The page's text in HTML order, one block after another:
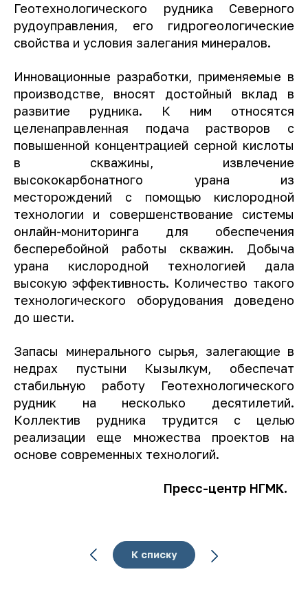
Геотехнологического рудника Северного
рудоуправления, его гидрогеологические
свойства и условия залегания минералов.
Инновационные разработки, применяемые в
производстве, вносят достойный вклад в
развитие рудника. К ним относятся
целенаправленная подача растворов с
повышенной концентрацией серной кислоты
в скважины, извлечение
высококарбонатного урана из
месторождений с помощью кислородной
технологии и совершенствование системы
онлайн-мониторинга для обеспечения
бесперебойной работы скважин. Добыча
урана кислородной технологией дала
высокую эффективность. Количество такого
технологического оборудования доведено
до шести.
Запасы минерального сырья, залегающие в
недрах пустыни Кызылкум, обеспечат
стабильную работу Геотехнологического
рудник на несколько десятилетий.
Коллектив рудника трудится с целью
реализации еще множества проектов на
основе современных технологий.
Пресс-центр НГМК.
К списку